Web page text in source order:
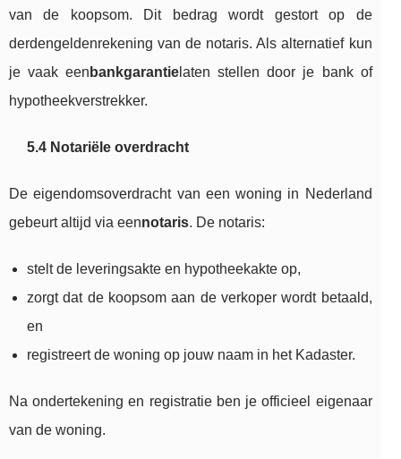
van de koopsom. Dit bedrag wordt gestort op de
derdengeldenrekening van de notaris. Als alternatief kun
je vaak een bankgarantie laten stellen door je bank of
hypotheekverstrekker.
5.4 Notariële overdracht
De eigendomsoverdracht van een woning in Nederland
gebeurt altijd via eennotaris. De notaris:
stelt de leveringsakte en hypotheekakte op,
zorgt dat de koopsom aan de verkoper wordt betaald,
en
registreert de woning op jouw naam in het Kadaster.
Na ondertekening en registratie ben je officieel eigenaar
van de woning.